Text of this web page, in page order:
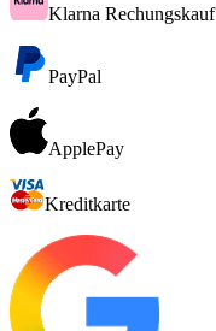
Klarna Rechungskauf
PayPal
ApplePay
Kreditkarte